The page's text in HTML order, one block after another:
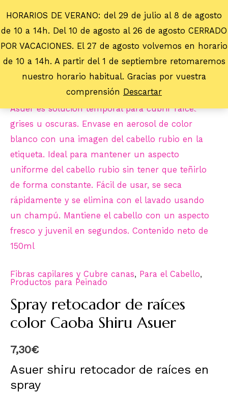
HORARIOS DE VERANO: del 29 de julio al 8 de agosto
de 10 a 14h. Del 10 de agosto al 26 de agosto CERRADO
POR VACACIONES. El 27 de agosto volvemos en horario
de 10 a 14h. A partir del 1 de septiembre retomaremos
nuestro horario habitual. Gracias por vuestra
comprensión Descartar
Fibras capilares y Cubre canas, Para el Cabello,
Productos para Peinado
Spray retocador de raíces
color Caoba Shiru Asuer
7,30€
Asuer shiru retocador de raíces en
spray